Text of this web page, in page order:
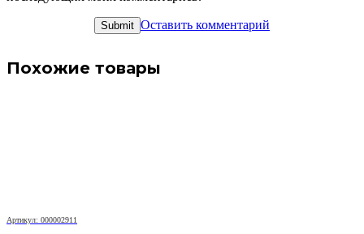
Оставить комментарий
Похожие товары
Артикул: 000002911